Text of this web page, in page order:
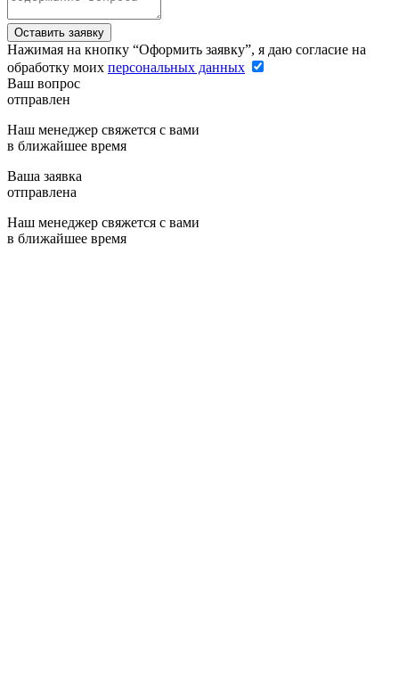
Оставить заявку
Нажимая на кнопку “Оформить заявку”, я даю согласие на
обработку моих персональных данных
Ваш вопрос
отправлен
Наш менеджер свяжется с вами
в ближайшее время
Ваша заявка
отправлена
Наш менеджер свяжется с вами
в ближайшее время